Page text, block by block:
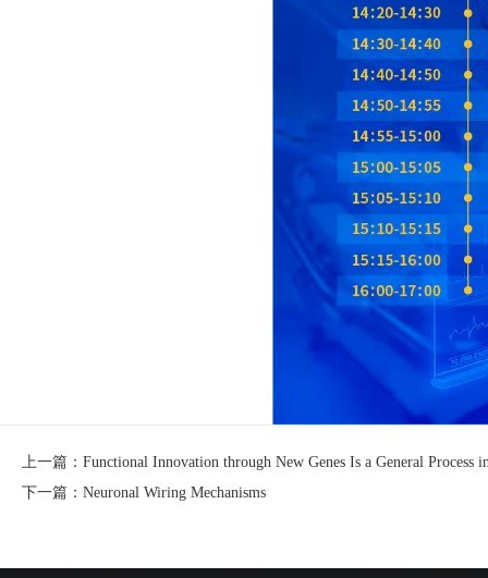
上一篇：Functional Innovation through New Genes Is a General Process
下一篇：Neuronal Wiring Mechanisms